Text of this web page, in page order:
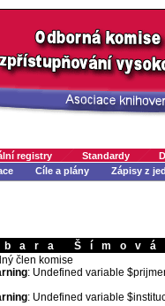
registry Standardy
Cíle a plány Zápisy z
Šímová
člen komise
: Undefined variable
: Undefined variable